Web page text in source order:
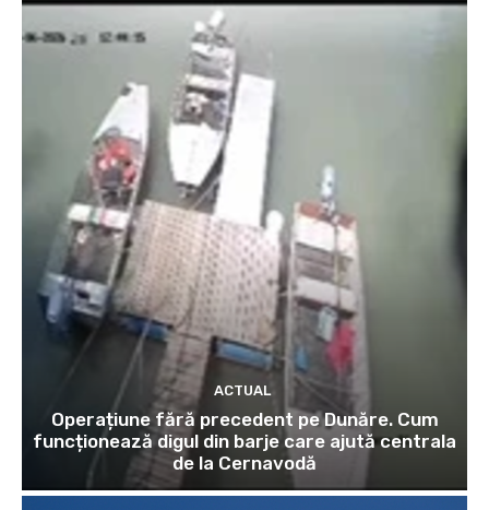
ACTUAL
Operațiune fără precedent pe Dunăre. Cum
funcționează digul din barje care ajută centrala
de la Cernavodă